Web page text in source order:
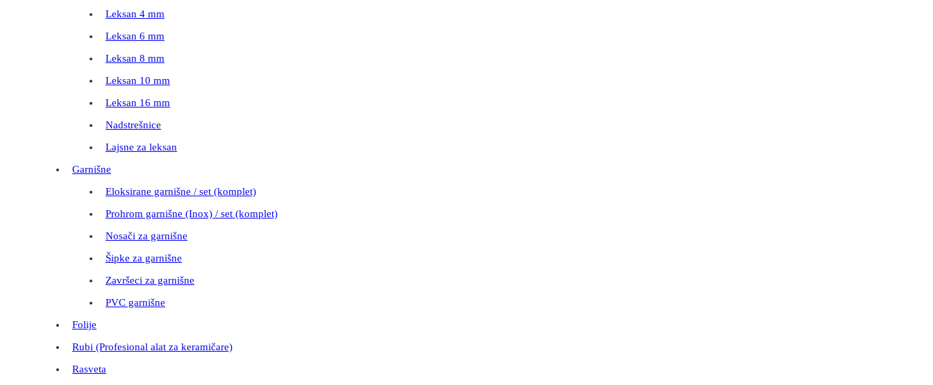
Leksan 4 mm
Leksan 6 mm
Leksan 8 mm
Leksan 10 mm
Leksan 16 mm
Nadstrešnice
Lajsne za leksan
Garnišne
Eloksirane garnišne / set (komplet)
Prohrom garnišne (Inox) / set (komplet)
Nosači za garnišne
Šipke za garnišne
Završeci za garnišne
PVC garnišne
Folije
Rubi (Profesional alat za keramičare)
Rasveta